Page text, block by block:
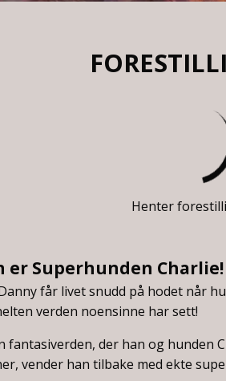
Henter
er Superhunden Charlie!
får livet snudd på hodet når
verden noensinne har sett!
fantasiverden, der han og hunden
vender han tilbake med ekte